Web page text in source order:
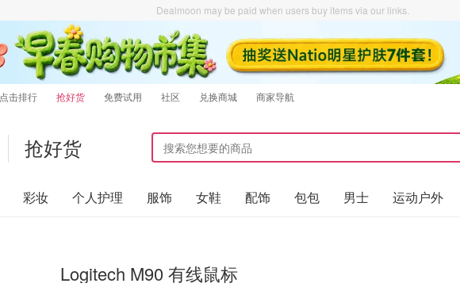
Dealmoon may be paid when users buy items via our links.
点击排行 抢好货 免费试用 社区 兑换商城 商家导航
抢好货
彩妆 个人护理 服饰 女鞋 配饰 包包 男士 运动户外
Logitech M90 有线鼠标